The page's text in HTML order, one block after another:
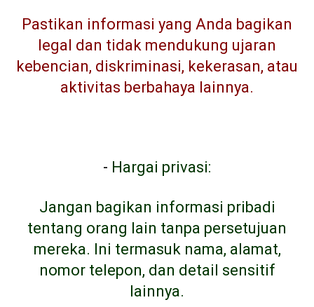
Pastikan informasi yang Anda bagikan
legal dan tidak mendukung ujaran
kebencian, diskriminasi, kekerasan, atau
aktivitas berbahaya lainnya.
- Hargai privasi:
Jangan bagikan informasi pribadi
tentang orang lain tanpa persetujuan
mereka. Ini termasuk nama, alamat,
nomor telepon, dan detail sensitif
lainnya.